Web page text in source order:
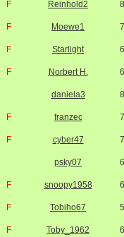
F Reinhold2
F Moewe1
F Starlight
F Norbert H.
daniela3
F franzec
F cyber47
psky07
F snoopy1958
F Tobiho67
F Toby_1962